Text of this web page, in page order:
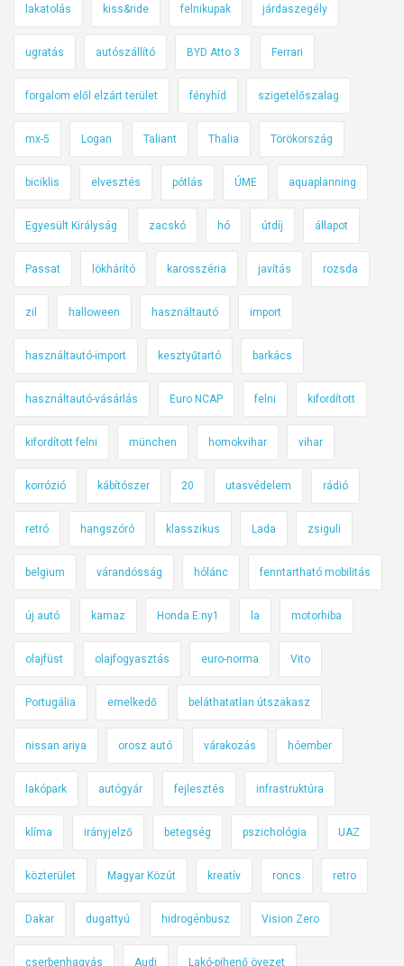
lakatolás kiss&ride felnikupak járdaszegély
ugratás autószállító BYD Atto 3 Ferrari
forgalom elől elzárt terület fényhíd szigetelőszalag
mx-5 Logan Taliant Thalia Törökország
biciklis elvesztés pótlás ÚME aquaplanning
Egyesült Királyság zacskó hó útdíj állapot
Passat lökhárító karosszéria javítás rozsda
zil halloween használtautó import
használtautó-import kesztyűtartó barkács
használtautó-vásárlás Euro NCAP felni kifordított
kifordított felni münchen homokvihar vihar
korrózió kábítószer 20 utasvédelem rádió
retró hangszóró klasszikus Lada zsiguli
belgium várandósság hólánc fenntartható mobilitás
új autó kamaz Honda E:ny1 la motorhiba
olajfüst olajfogyasztás euro-norma Vito
Portugália emelkedő beláthatatlan útszakasz
nissan ariya orosz autó várakozás hóember
lakópark autógyár fejlesztés infrastruktúra
klíma irányjelző betegség pszichológia UAZ
közterület Magyar Közút kreatív roncs retro
Dakar dugattyú hidrogénbusz Vision Zero
cserbenhagyás Audi Lakó-pihenő övezet